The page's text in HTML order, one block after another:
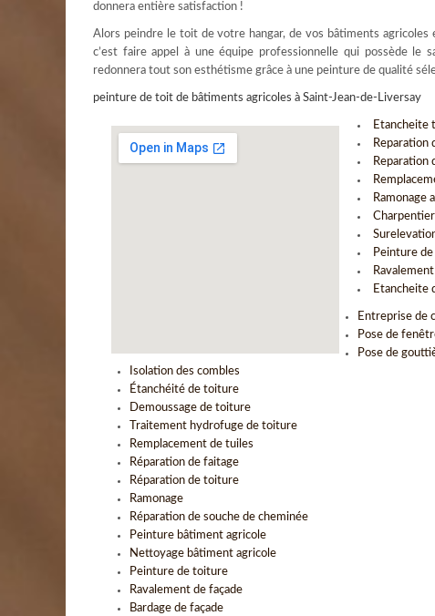
donnera entière satisfaction !
Alors peindre le toit de votre hangar, de vos bâtiments
c’est faire appel à une équipe professionnelle qui possède
redonnera tout son esthétisme grâce à une peinture de qualité
peinture de toit de bâtiments agricoles à Saint-Jean-de-Liversay
Etancheite
Reparation
Reparation
Ramonage
Peinture
Etancheite
Entreprise de
Pose de
Pose de
Isolation des combles
Étanchéité de toiture
Demoussage de toiture
Traitement hydrofuge de toiture
Remplacement de tuiles
Réparation de faitage
Réparation de toiture
Ramonage
Réparation de souche de cheminée
Peinture bâtiment agricole
Nettoyage bâtiment agricole
Peinture de toiture
Ravalement de façade
Bardage de façade